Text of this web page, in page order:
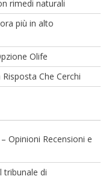
rimedi naturali
più in alto
Olife
Che Cerchi
Opinioni Recensioni e
tribunale di